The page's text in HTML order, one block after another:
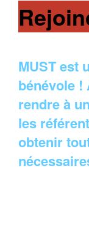
MUST est
bénévole !
rendre à
les
obtenir